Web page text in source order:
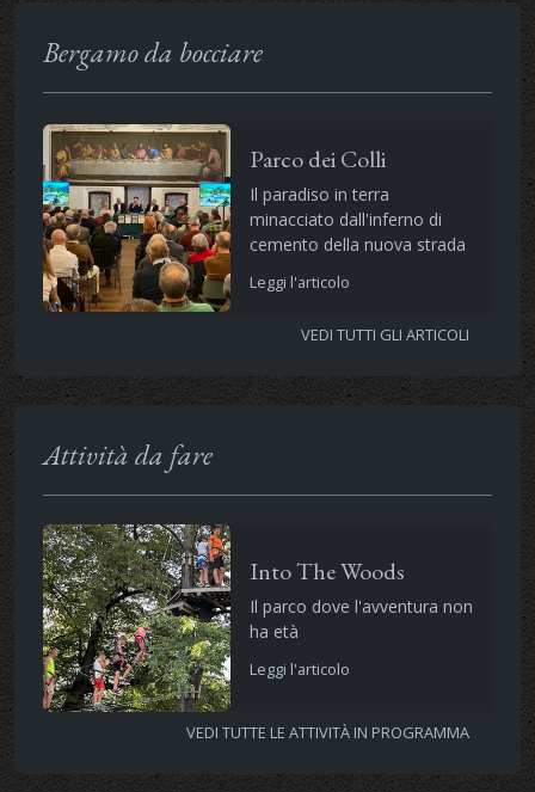
Bergamo da bocciare
Parco dei Colli
Il paradiso in terra
minacciato dall'inferno di
cemento della nuova strada
Leggi l'articolo
VEDI TUTTI GLI ARTICOLI
Attività da fare
Into The Woods
Il parco dove l'avventura non
ha età
Leggi l'articolo
VEDI TUTTE LE ATTIVITÀ IN PROGRAMMA